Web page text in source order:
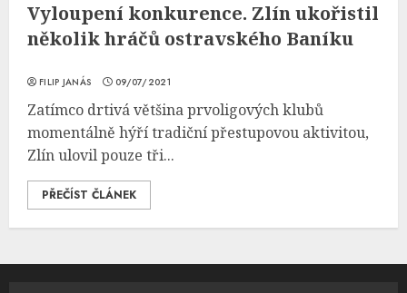
Vyloupení konkurence. Zlín ukořistil
několik hráčů ostravského Baníku
FILIP JANÁS 09/07/2021
Zatímco drtivá většina prvoligových klubů
momentálně hýří tradiční přestupovou aktivitou,
Zlín ulovil pouze tři...
PŘEČÍST ČLÁNEK